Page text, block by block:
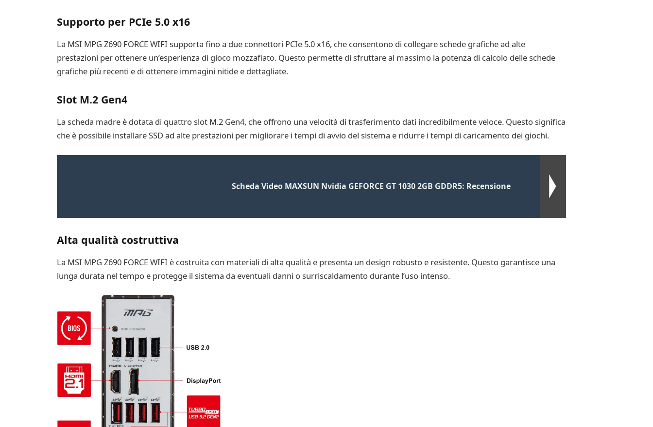
Supporto per PCIe 5.0 x16
La MSI MPG Z690 FORCE WIFI supporta fino a due connettori PCIe 5.0 x16, che consentono di collegare schede grafiche ad alte
prestazioni per ottenere un’esperienza di gioco mozzafiato. Questo permette di sfruttare al massimo la potenza di calcolo delle schede
grafiche più recenti e di ottenere immagini nitide e dettagliate.
Slot M.2 Gen4
La scheda madre è dotata di quattro slot M.2 Gen4, che offrono una velocità di trasferimento dati incredibilmente veloce. Questo significa
che è possibile installare SSD ad alte prestazioni per migliorare i tempi di avvio del sistema e ridurre i tempi di caricamento dei giochi.
Scheda Video MAXSUN Nvidia GEFORCE GT 1030 2GB GDDR5: Recensione
Alta qualità costruttiva
La MSI MPG Z690 FORCE WIFI è costruita con materiali di alta qualità e presenta un design robusto e resistente. Questo garantisce una
lunga durata nel tempo e protegge il sistema da eventuali danni o surriscaldamento durante l’uso intenso.